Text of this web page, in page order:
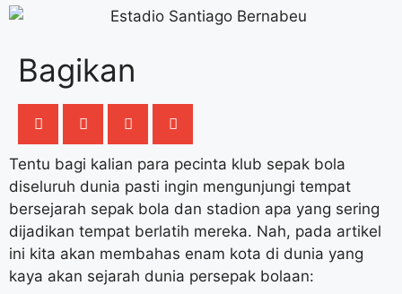
Bagikan
Tentu bagi kalian para pecinta klub sepak bola
diseluruh dunia pasti ingin mengunjungi tempat
bersejarah sepak bola dan stadion apa yang sering
dijadikan tempat berlatih mereka. Nah, pada artikel
ini kita akan membahas enam kota di dunia yang
kaya akan sejarah dunia persepak bolaan: